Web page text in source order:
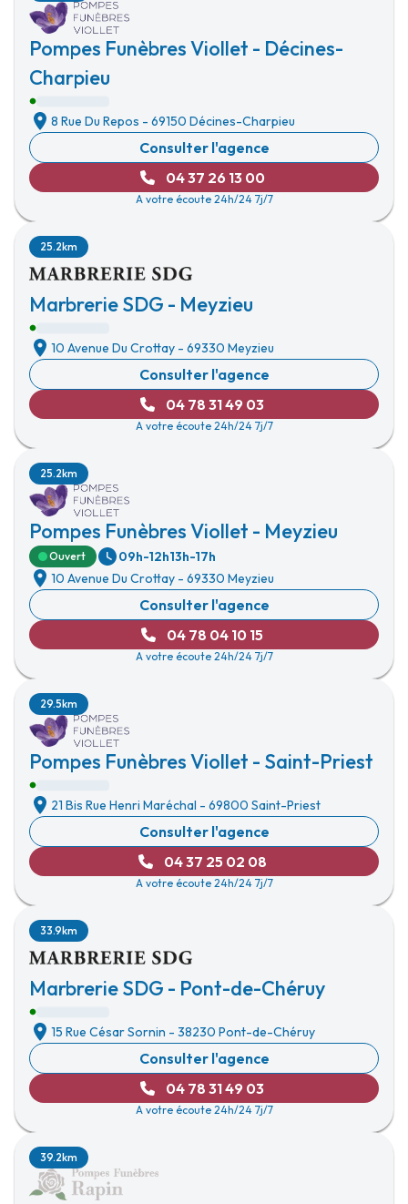
Pompes Funèbres Viollet - Décines-
Charpieu
8 Rue Du Repos - 69150 Décines-Charpieu
Consulter l'agence
04 37 26 13 00
A votre écoute 24h/24 7j/7
Marbrerie SDG - Meyzieu
25.2km
10 Avenue Du Crottay - 69330 Meyzieu
Consulter l'agence
04 78 31 49 03
A votre écoute 24h/24 7j/7
Pompes Funèbres Viollet - Meyzieu
25.2km
Ouvert 09h-12h13h-17h
10 Avenue Du Crottay - 69330 Meyzieu
Consulter l'agence
04 78 04 10 15
A votre écoute 24h/24 7j/7
Pompes Funèbres Viollet - Saint-Priest
29.5km
21 Bis Rue Henri Maréchal - 69800 Saint-Priest
Consulter l'agence
04 37 25 02 08
A votre écoute 24h/24 7j/7
Marbrerie SDG - Pont-de-Chéruy
33.9km
15 Rue César Sornin - 38230 Pont-de-Chéruy
Consulter l'agence
04 78 31 49 03
A votre écoute 24h/24 7j/7
39.2km